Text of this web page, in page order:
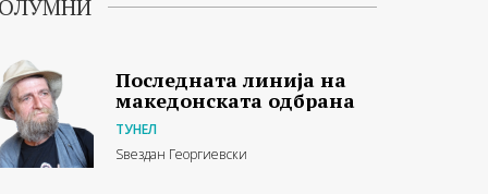
Последната линија на
македонската одбрана
ТУНЕЛ
Ѕвездан Георгиевски